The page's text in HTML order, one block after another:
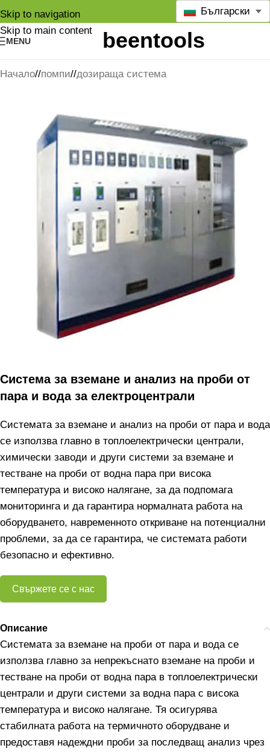
Skip to navigation
Skip to main content
MENU
Български
Начало/ помпи/ дозираща система
Система за вземане и анализ на проби от
пара и вода за електроцентрали
Системата за вземане и анализ на проби от пара и вода
се използва главно в топлоелектрически централи,
химически заводи и други системи за вземане и
тестване на проби от водна пара при висока
температура и високо налягане, за да подпомага
мониторинга и да гарантира нормалната работа на
оборудването, навременното откриване на потенциални
проблеми, за да се гарантира, че системата работи
безопасно и ефективно.
Свържете се с нас
Описание
Системата за вземане на проби от пара и вода се
използва главно за непрекъснато вземане на проби и
тестване на проби от водна пара в топлоелектрически
централи и други системи за водна пара с висока
температура и високо налягане. Тя осигурява
стабилната работа на термичното оборудване и
предоставя надеждни проби за последващ анализ чрез